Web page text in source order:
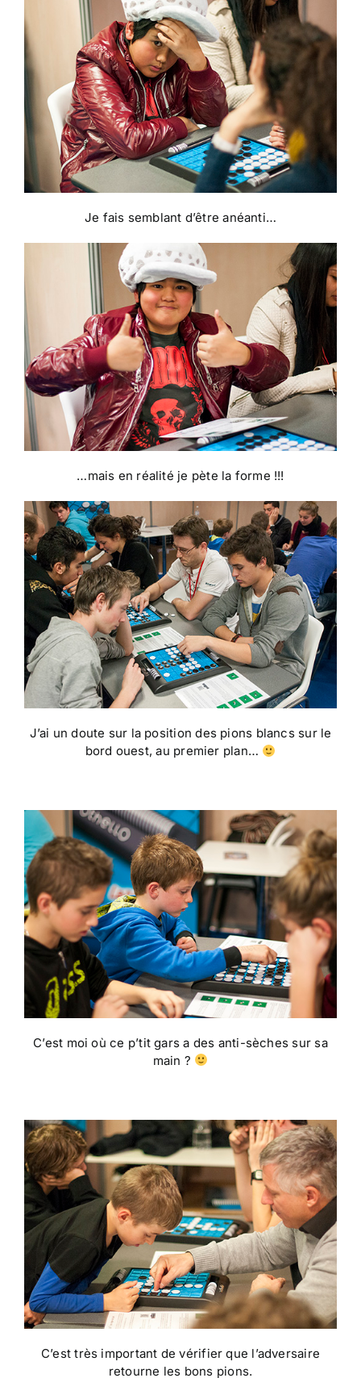
Je fais semblant d’être anéanti…
…mais en réalité je pète la forme !!!
J’ai un doute sur la position des pions blancs sur le
bord ouest, au premier plan…
C’est moi où ce p’tit gars a des anti-sèches sur sa
main ?
C’est très important de vérifier que l’adversaire
retourne les bons pions.